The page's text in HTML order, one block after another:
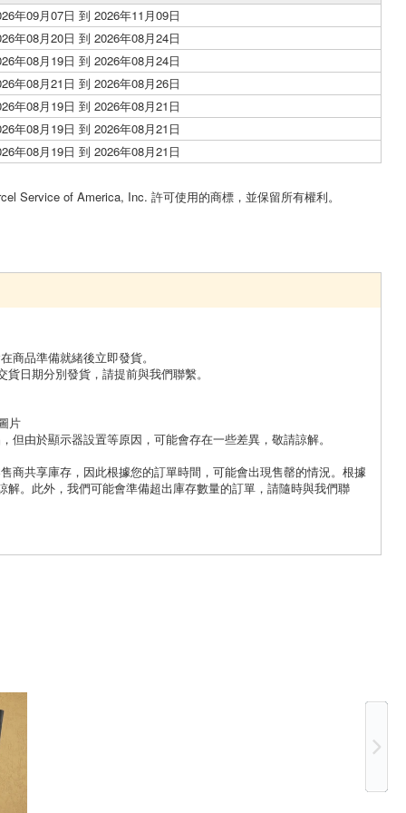
年09月07日 到 2026年11月09日
年08月20日 到 2026年08月24日
年08月19日 到 2026年08月24日
年08月21日 到 2026年08月26日
年08月19日 到 2026年08月21日
年08月19日 到 2026年08月21日
年08月19日 到 2026年08月21日
Service of America, Inc. 許可使用的商標，並保留所有權利。
商品準備就緒後立即發貨。
日期分別發貨，請提前與我們聯繫。
片
但由於顯示器設置等原因，可能會存在一些差異，敬請諒解。
商共享庫存，因此根據您的訂單時間，可能會出現售罄的情況。根據
。此外，我們可能會準備超出庫存數量的訂單，請隨時與我們聯